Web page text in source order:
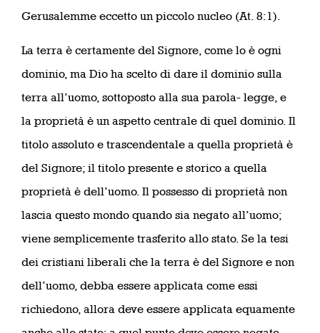
Gerusalemme eccetto un piccolo nucleo (At. 8:1).
La terra è certamente del Signore, come lo è ogni
dominio, ma Dio ha scelto di dare il dominio sulla
terra all’uomo, sottoposto alla sua parola- legge, e
la proprietà è un aspetto centrale di quel dominio. Il
titolo assoluto e trascendentale a quella proprietà è
del Signore; il titolo presente e storico a quella
proprietà è dell’uomo. Il possesso di proprietà non
lascia questo mondo quando sia negato all’uomo;
viene semplicemente trasferito allo stato. Se la tesi
dei cristiani liberali che la terra è del Signore e non
dell’uomo, debba essere applicata come essi
richiedono, allora deve essere applicata equamente